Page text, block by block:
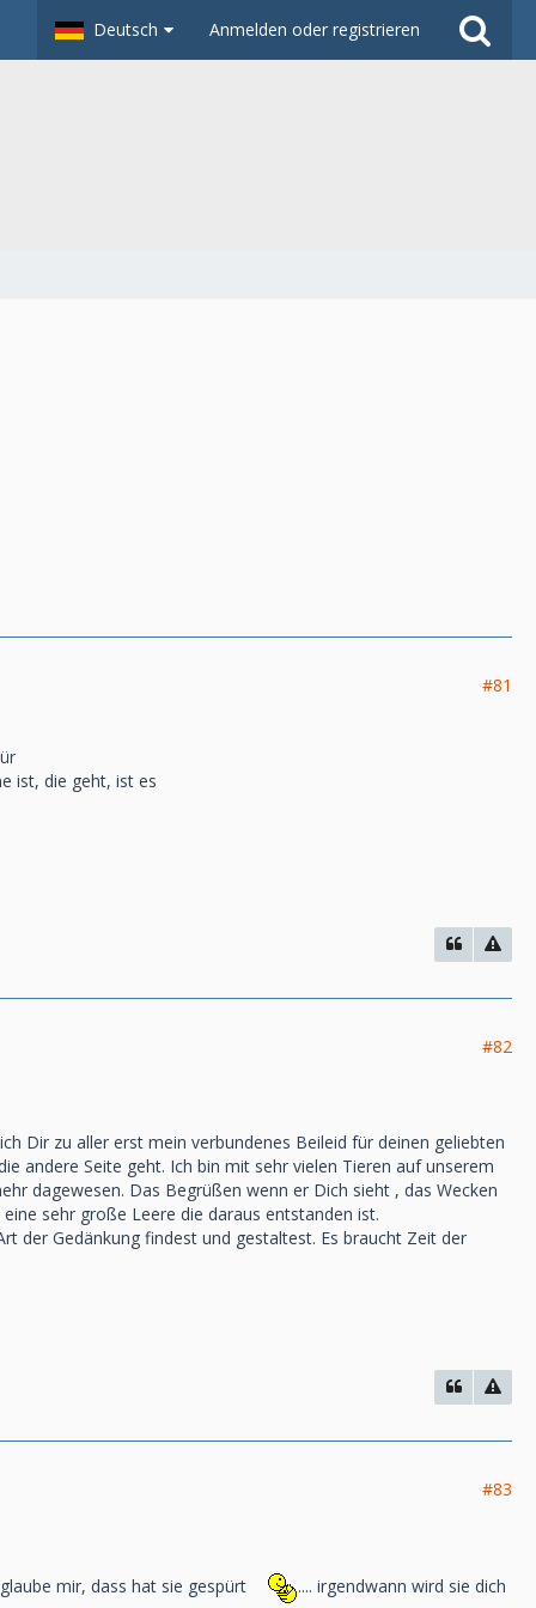
Deutsch Anmelden oder registrieren
#81
ist, die geht, ist es
#82
Dir zu aller erst mein verbundenes Beileid für deinen geliebten
andere Seite geht. Ich bin mit sehr vielen Tieren auf unserem
dagewesen. Das Begrüßen wenn er Dich sieht , das Wecken
sehr große Leere die daraus entstanden ist.
der Gedänkung findest und gestaltest. Es braucht Zeit der
#83
mir, dass hat sie gespürt .... irgendwann wird sie dich